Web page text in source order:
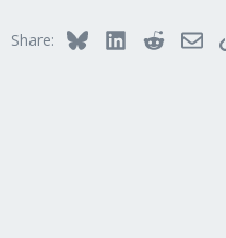
o
Share: BlueskyLinkedInReddit